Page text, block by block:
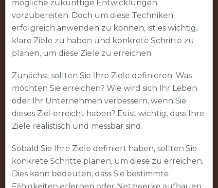
mögliche zukünftige Entwicklungen
vorzubereiten. Doch um diese Techniken
erfolgreich anwenden zu können, ist es wichtig,
klare Ziele zu haben und konkrete Schritte zu
planen, um diese Ziele zu erreichen.
Zunächst sollten Sie Ihre Ziele definieren. Was
möchten Sie erreichen? Wie wird sich Ihr Leben
oder Ihr Unternehmen verbessern, wenn Sie
dieses Ziel erreicht haben? Es ist wichtig, dass Ihre
Ziele realistisch und messbar sind.
Sobald Sie Ihre Ziele definiert haben, sollten Sie
konkrete Schritte planen, um diese zu erreichen.
Dies kann bedeuten, dass Sie bestimmte
Fähigkeiten erlernen oder Netzwerke aufbauen